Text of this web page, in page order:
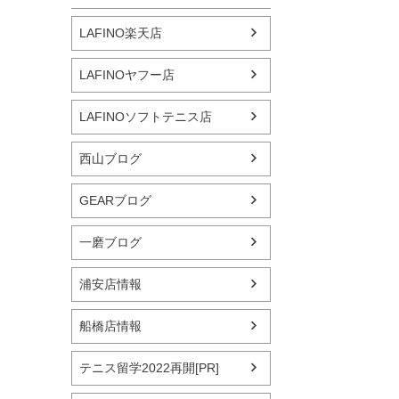
LAFINO楽天店
LAFINOヤフー店
LAFINOソフトテニス店
西山ブログ
GEARブログ
一磨ブログ
浦安店情報
船橋店情報
テニス留学2022再開[PR]